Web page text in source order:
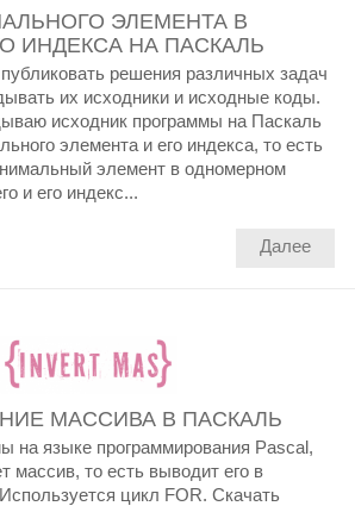
ЭЛЕМЕНТА В
ИНДЕКСА НА ПАСКАЛЬ
решения различных задач
их исходники и исходные коды.
исходник программы на Паскаль
элемента и его индекса, то есть
элемент в одномерном
и его индекс...
Далее
МАССИВА В ПАСКАЛЬ
на языке программирования Pascal,
массив, то есть выводит его в
цикл FOR. Скачать